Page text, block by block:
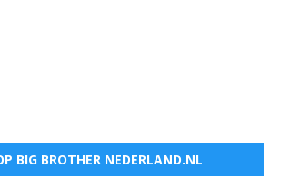
BIG BROTHER NEDERLAND.NL